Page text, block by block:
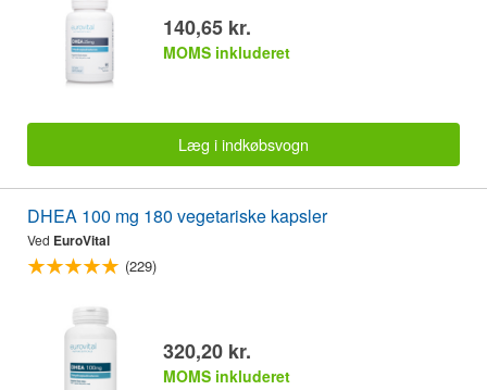
140,65 kr.
MOMS inkluderet
Læg i indkøbsvogn
DHEA 100 mg 180 vegetariske kapsler
Ved EuroVital
(229)
320,20 kr.
MOMS inkluderet